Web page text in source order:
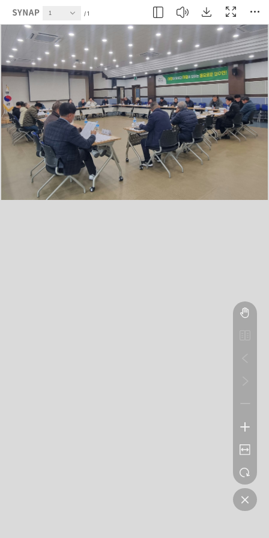
현재 페이지 1